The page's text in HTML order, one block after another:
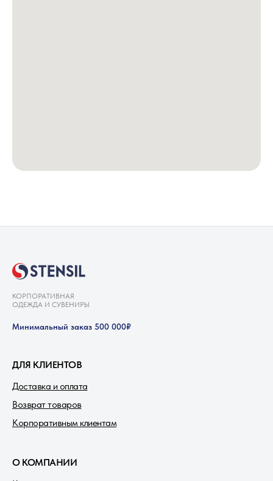
КОРПОРАТИВНАЯ
ОДЕЖДА И СУВЕНИРЫ
Минимальный заказ 500 000₽
Доставка и оплата
ДЛЯ КЛИЕНТОВ
Возврат товаров
Корпоративным клиентам
О КОМПАНИИ